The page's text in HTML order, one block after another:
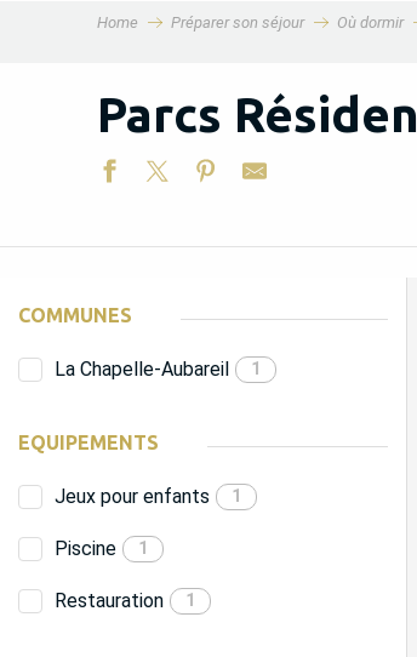
Home Préparer son séjour Où dormir
Parcs
COMMUNES
La Chapelle-Aubareil 1
EQUIPEMENTS
Jeux pour enfants 1
Piscine 1
Restauration 1